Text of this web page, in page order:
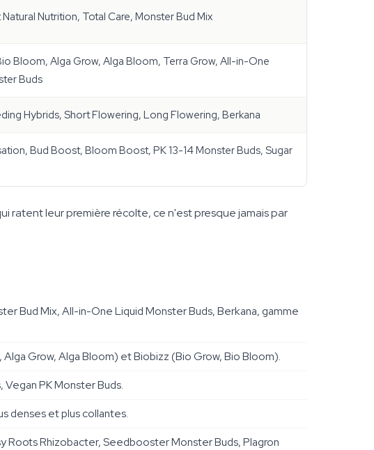
Nutrition, Total Care, Monster Bud Mix
Bloom, Alga Grow, Alga Bloom, Terra Grow, All-in-One
Buds
Hybrids, Short Flowering, Long Flowering, Berkana
Bud Boost, Bloom Boost, PK 13-14 Monster Buds, Sugar
ratent leur première récolte, ce n'est presque jamais par
Bud Mix, All-in-One Liquid Monster Buds, Berkana, gamme
Grow, Alga Bloom) et Biobizz (Bio Grow, Bio Bloom).
PK Monster Buds.
denses et plus collantes.
Roots Rhizobacter, Seedbooster Monster Buds, Plagron